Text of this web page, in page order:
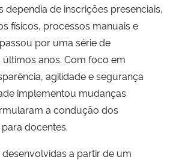
Regional
dependia de inscrições presenciais,
físicos, processos manuais e
por uma série de
anos. Com foco em
agilidade e segurança
implementou mudanças
a condução dos
docentes.
a partir de um